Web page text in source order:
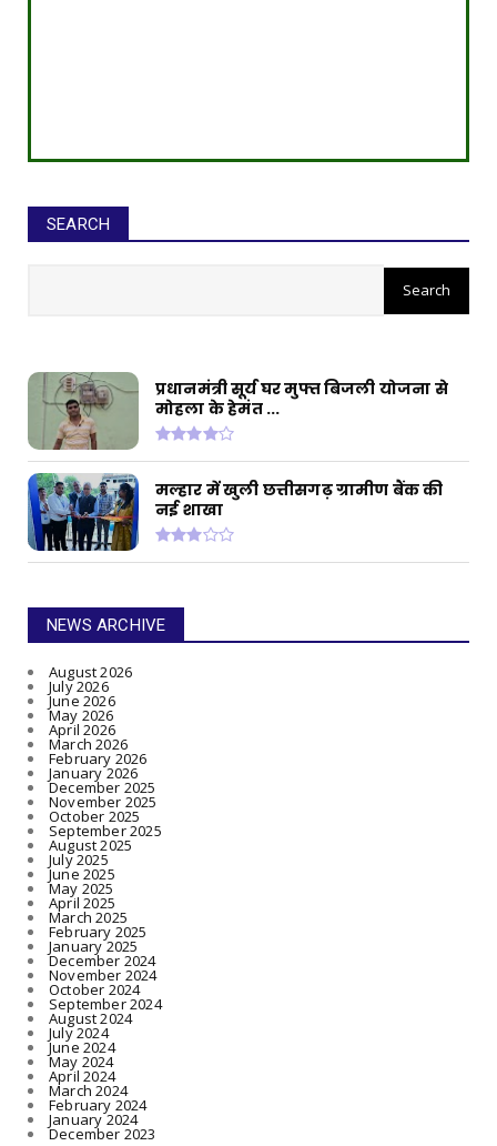
SEARCH
सीईओ ने घोटाले कर बनाई करोड़ों की
प्रधानमंत्री सूर्य घर मुफ्त बिजली योजना से
मोहला के हेमंत ...
मल्हार में खुली छत्तीसगढ़ ग्रामीण बैंक की
नई शाखा
NEWS ARCHIVE
August 2026
July 2026
June 2026
May 2026
April 2026
March 2026
February 2026
January 2026
December 2025
November 2025
October 2025
September 2025
August 2025
July 2025
June 2025
May 2025
April 2025
March 2025
February 2025
January 2025
December 2024
November 2024
October 2024
September 2024
August 2024
July 2024
June 2024
May 2024
April 2024
March 2024
February 2024
January 2024
December 2023